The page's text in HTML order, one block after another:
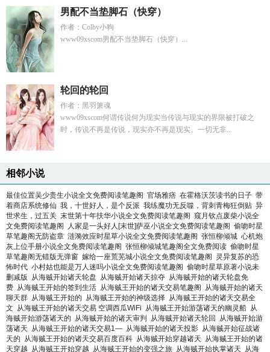
男配不当垫脚石（快穿）
作者：Colby小狗
www09xscom男配不当垫脚石（快穿）...
轮回的轮回
作者：黑羽箫魂
www09xscom何谓传说何为现实当传说与现实的界限被打破之
时，传说不再是传说，现实亦不再是现实。一切无非...
相邻小说
最佳位置吴少贵生小说全文免费阅读笔趣阁 官场雅痞 在霍格沃茨读书的日子 带
着商店系统修仙 我，十世好人，是个反派 我练魔功无反噬，背刺青梅狂倒贴 异
世求生，过五关 末世第十年扶华小说全文免费阅读笔趣阁 窥月钦点废柴小说全
文免费阅读笔趣阁
人家是一头好人[末世]萨巫小说全文免费阅读笔趣阁 偷吻时星
草笔趣阁无防盗章 涟漪效应时星草小说全文免费阅读笔趣阁 张恒柳倾城 心机炮
灰上位手册小说全文免费阅读笔趣阁 张恒柳倾城笔趣阁全文免费阅读 偷吻时星
草笔趣阁无错版无弹窗 嫁给一座荒芜城小说全文免费阅读笔趣阁
灵异复苏的恐
怖时代 小村姑也能是万人迷吗小说全文免费阅读笔趣阁 偷吻时星草原著小说未
删减版 从海贼开始诸天轮盘 从海贼开始诸天掠夺 从海贼开始的诸天轮盘免
费 从海贼王开始的签到生活 从海贼王开始的诸天交易笔趣阁 从海贼开始的诸天
聊天群 从海贼王开始的 从海贼王开始的神级选择 从海贼王开始的诸天交易全
文 从海贼王开始的诸天交易 空调西瓜WiFi 从海贼王开始游荡诸天的幽灵船 从
海贼开始游荡诸天的 从海贼开始的诸天审判 从海贼开始诸天轮回 从海贼开始游
荡诸天 从海贼王开始的诸天交易1— 从海贼开始的诸天投影 从海贼开始征战诸
天的 从海贼王开始的诸天交易百度百科 从海贼开始穿越诸天 从海贼王开始的诸
天穿越 从海贼王开始穿越 从海贼王开始的变强之旅 从海贼开始执掌诸天 从海